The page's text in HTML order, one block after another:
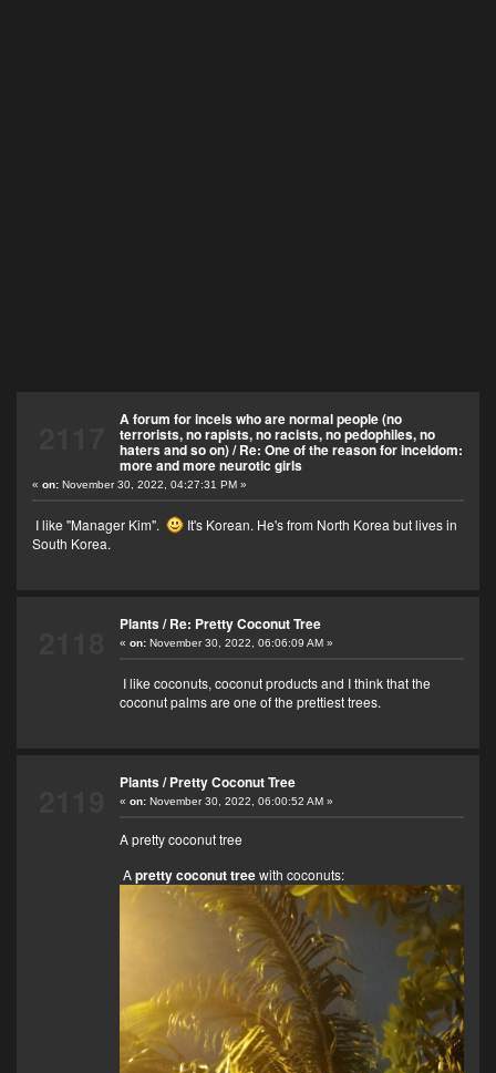
A forum for incels who are normal people (no
terrorists, no rapists, no racists, no pedophiles, no
haters and so on)/Re: One of the reason for inceldom:
more and more neurotic girls
«on: November 30, 2022, 04:27:31 PM »
I like "Manager Kim".
It's Korean. He's from North Korea but lives in
South Korea.
Plants/Re: Pretty Coconut Tree
« on:November 30, 2022, 06:06:09 AM »
I like coconuts, coconut products and I think that the
coconut palms are one of the prettiest trees.
Plants/Pretty Coconut Tree
« on:November 30, 2022, 06:00:52 AM »
A pretty coconut tree
Apretty coconut treewith coconuts: